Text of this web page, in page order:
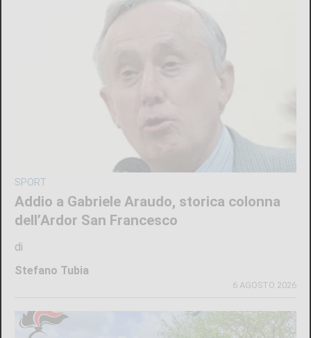
SPORT
Addio a Gabriele Araudo, storica colonna
dell’Ardor San Francesco
di
Stefano Tubia
6 AGOSTO 2026